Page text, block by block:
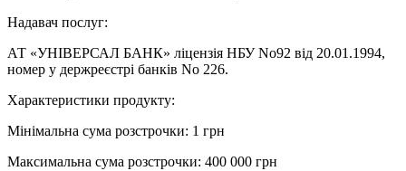
Надавач послуг:
АТ «УНІВЕРСАЛ БАНК» ліцензія НБУ No92 від 20.01.1994,
номер у держреєстрі банків No 226.
Характеристики продукту:
Мінімальна сума розстрочки: 1 грн
Максимальна сума розстрочки: 400 000 грн